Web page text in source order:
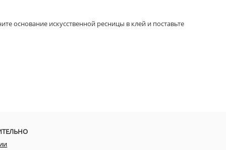
основание искусственной ресницы в клей и поставьте